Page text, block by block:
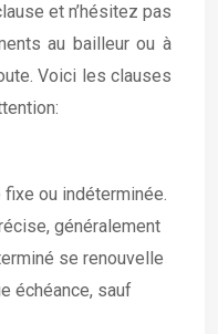
et n’hésitez pas
au bailleur ou à
Voici les clauses
ou indéterminée.
généralement
se renouvelle
échéance, sauf